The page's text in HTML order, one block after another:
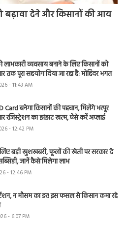
बढ़ावा देने और किसानों की आय
लाभकारी व्यवसाय बनाने के लिए किसानों को
तक पूरा सहयोग दिया जा रहा है: मोहिंदर भगत
- 11:43 AM
Card बनेगा किसानों की पहचान, मिलेंगे भरपूर
रजिस्ट्रेशन का झंझट खत्म, ऐसे करें अप्लाई
- 12:42 PM
बड़ी खुशखबरी, फूलों की खेती पर सरकार दे
जानें कैसे मिलेगा लाभ
- 12:46 PM
न मौसम का डर! इस फसल से किसान कमा रहे
- 6:07 PM